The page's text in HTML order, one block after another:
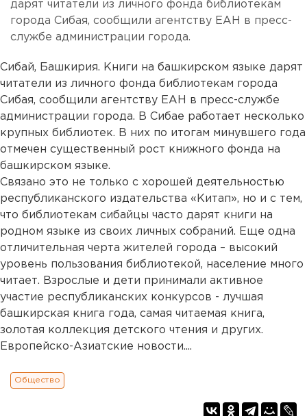
дарят читатели из личного фонда библиотекам
города Сибая, сообщили агентству ЕАН в пресс-
службе администрации города.
Сибай, Башкирия. Книги на башкирском языке дарят
читатели из личного фонда библиотекам города
Сибая, сообщили агентству ЕАН в пресс-службе
администрации города. В Сибае работает несколько
крупных библиотек. В них по итогам минувшего года
отмечен существенный рост книжного фонда на
башкирском языке.
Связано это не только с хорошей деятельностью
республиканского издательства «Китап», но и с тем,
что библиотекам сибайцы часто дарят книги на
родном языке из своих личных собраний. Еще одна
отличительная черта жителей города – высокий
уровень пользования библиотекой, население много
читает. Взрослые и дети принимали активное
участие республиканских конкурсов - лучшая
башкирская книга года, самая читаемая книга,
золотая коллекция детского чтения и других.
Европейско-Азиатские новости....
Общество